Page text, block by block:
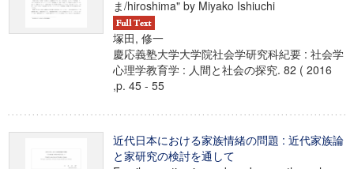
ま/hiroshima" by Miyako Ishiuchi
塚田, 修一
慶応義塾大学大学院社会学研究科紀要 : 社会学
心理学教育学 : 人間と社会の探究. 82 ( 2016
,p. 45 - 55
近代日本における家族情緒の問題 : 近代家族論
と家研究の検討を通して